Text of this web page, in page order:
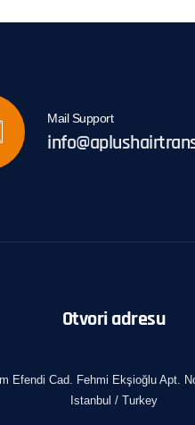
Mail Support
Otvori adresu
Efendi Cad. Fehmi Ekşioğlu Apt.
Istanbul / Turkey